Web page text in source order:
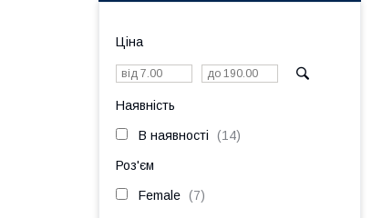
Ціна
Наявність
В наявності 14
Роз'єм
Female 7